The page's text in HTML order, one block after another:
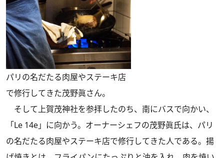
パリの名だたる肉屋やステーキ店
で修行してきた茂野眞さん。
そして上賀茂神社を参拝したのち、南にバスで向かい、
「Le 14e」に向かう。オーナーシェフの茂野眞氏は、パリ
の名だたる肉屋やステーキ店で修行してきた人である。揚